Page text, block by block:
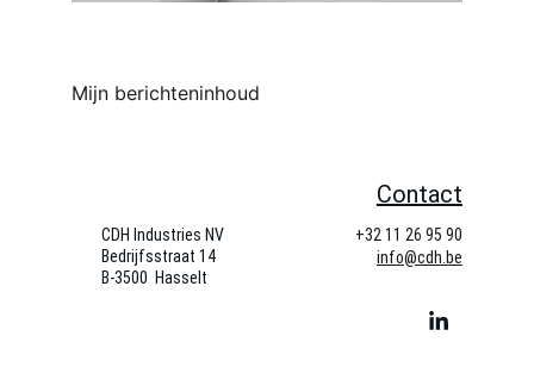
Mijn berichteninhoud
Contact
CDH Industries NV
Bedrijfsstraat 14
B-3500  Hasselt
+32 11 26 95 90
info@cdh.be